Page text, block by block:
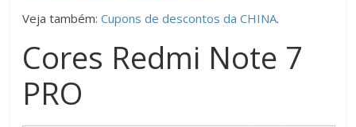
Veja também:Cupons de descontos da CHINA.
Cores Redmi Note 7
PRO